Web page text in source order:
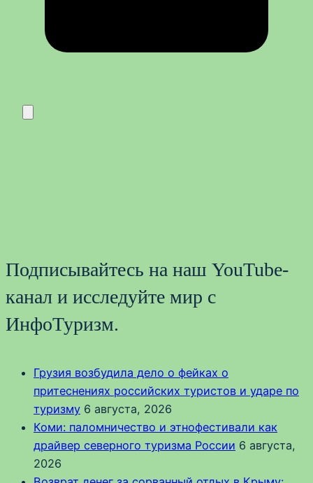
Подписывайтесь на наш YouTube-
канал и исследуйте мир с
ИнфоТуризм.
Грузия возбудила дело о фейках о
притеснениях российских туристов и ударе по
туризму 6 августа, 2026
Коми: паломничество и этнофестивали как
драйвер северного туризма России 6 августа,
2026